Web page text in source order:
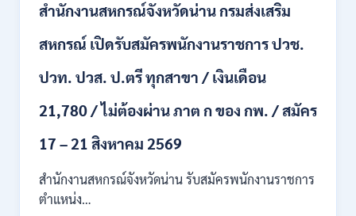
+
เงิน
17700
–
71500
/
ต้อง
ภาค
สำนักงานสหกรณ์จังหวัดน่าน กรมส่งเสริม
สหกรณ์ เปิดรับสมัครพนักงานราชการ ปวช.
ปวท. ปวส. ป.ตรี ทุกสาขา / เงินเดือน
21,780 / ไม่ต้องผ่าน ภาต ก ของ กพ. / สมัคร
17 – 21 สิงหาคม 2569
สำนักงานสหกรณ์จังหวัดน่าน รับสมัครพนักงานราชการ
ตำแหน่ง…